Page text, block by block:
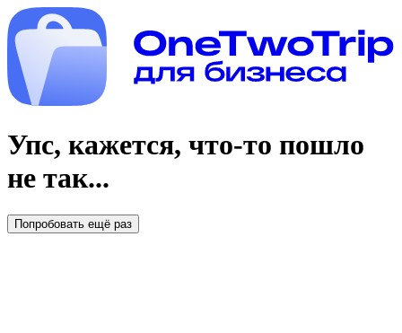
Упс, кажется, что-то пошло
не так...
Попробовать ещё раз